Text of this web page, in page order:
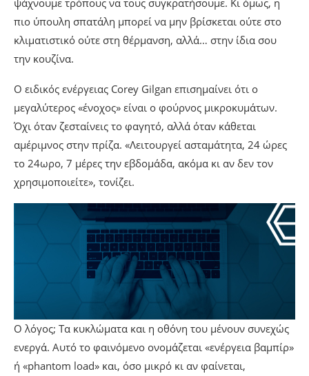
ψάχνουμε τρόπους να τους συγκρατήσουμε. Κι όμως, η
πιο ύπουλη σπατάλη μπορεί να μην βρίσκεται ούτε στο
κλιματιστικό ούτε στη θέρμανση, αλλά… στην ίδια σου
την κουζίνα.
Ο ειδικός ενέργειας Corey Gilgan επισημαίνει ότι ο
μεγαλύτερος «ένοχος» είναι ο φούρνος μικροκυμάτων.
Όχι όταν ζεσταίνεις το φαγητό, αλλά όταν κάθεται
αμέριμνος στην πρίζα. «Λειτουργεί ασταμάτητα, 24 ώρες
το 24ωρο, 7 μέρες την εβδομάδα, ακόμα κι αν δεν τον
χρησιμοποιείτε», τονίζει.
Ο λόγος; Τα κυκλώματα και η οθόνη του μένουν συνεχώς
ενεργά. Αυτό το φαινόμενο ονομάζεται «ενέργεια βαμπίρ»
ή «phantom load» και, όσο μικρό κι αν φαίνεται,